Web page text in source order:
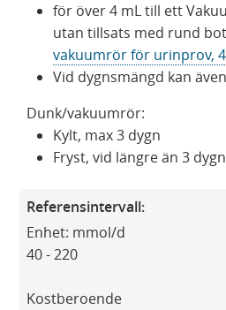
för över 4 mL till ett
utan tillsats med rund
vakuumrör för urinprov,
Vid dygnsmängd kan
Dunk/vakuumrör:
Kylt, max 3 dygn
Fryst, vid längre än 3
Referensintervall:
Enhet: mmol/d
40 - 220
Kostberoende